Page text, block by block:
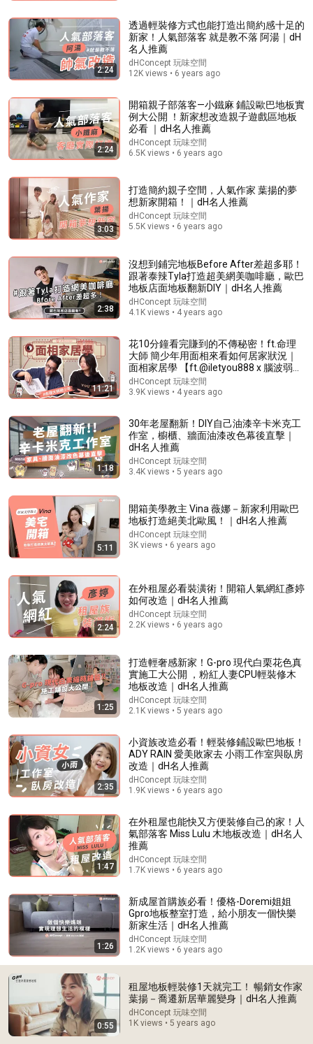
「腳踏實地：木地板師傅」從無到有，親口講解木地板
施工全過程！【說事實優質木地板】
說事實優質木地板 63K views
一旦雙腳出現4種異常，十有八九是血管堵了，拖久了
會變成大病#康醫師 #血管堵塞 #雙腳異常 #靜脈血栓
#肺栓塞 #銀髮族養生 #猝死預防 #血液循環 #健康誤
區 #早知早受益
養生醫點通 • 211K views
重 翻新變身溫馨小窩 | #老屋翻新#翻你的老屋
翻你的老屋 • 217K views
Why Your Belly Fat Won't Go Away (The Truth Finally
Explained!)
Fitness TM
New 15K views
字，13億人沈默了！#張柏芝 #謝霆鋒 #謝賢 #張柏芝
謝賢葬禮 #張柏芝 Lucas #娛樂深度解析 #香港娛樂圈
#情感故事 #風月星談
風月星談
New 13K views
2:24
透過輕裝修方式也能打造出簡約感十足的
新家！人氣部落客 就是教不落 阿湯｜dH
名人推薦
dHConcept 玩味空間
12K views • 6 years ago
2:24
開箱親子部落客—小鐵麻 鋪設歐巴地板實
例大公開 ！新家想改造親子遊戲區地板
必看 ｜dH名人推薦
dHConcept 玩味空間
6.5K views • 6 years ago
3:03
打造簡約親子空間，人氣作家 葉揚的夢
想新家開箱！｜dH名人推薦
dHConcept 玩味空間
5.5K views • 6 years ago
2:38
沒想到鋪完地板Before After差超多耶！
跟著泰辣Tyla打造超美網美咖啡廳，歐巴
地板店面地板翻新DIY｜dH名人推薦
dHConcept 玩味空間
4.1K views • 4 years ago
11:21
花10分鐘看完賺到的不傳秘密！ft.命理
大師 簡少年用面相來看如何居家狀況｜
面相家居學 【ft.@iletyou888 x 腦波弱的
上班族黑白煮 阿虎】
dHConcept 玩味空間
3.9K views • 4 years ago
1:18
30年老屋翻新！DIY自己油漆辛卡米克工
作室，櫥櫃、牆面油漆改色幕後直擊｜
dH名人推薦
dHConcept 玩味空間
3.4K views • 5 years ago
5:11
開箱美學教主 Vina 薇娜－新家利用歐巴
地板打造絕美北歐風！｜dH名人推薦
dHConcept 玩味空間
3K views • 6 years ago
2:24
在外租屋必看裝潢術！開箱人氣網紅彥婷
如何改造｜dH名人推薦
dHConcept 玩味空間
2.2K views • 6 years ago
1:25
打造輕奢感新家！G-pro 現代白栗花色真
實施工大公開 ，粉紅人妻CPU輕裝修木
地板改造｜dH名人推薦
dHConcept 玩味空間
2.1K views • 5 years ago
2:35
小資族改造必看！輕裝修鋪設歐巴地板！
ADY RAIN 愛美敗家去 小雨工作室與臥房
改造｜dH名人推薦
dHConcept 玩味空間
1.9K views • 6 years ago
1:47
在外租屋也能快又方便裝修自己的家！人
氣部落客 Miss Lulu 木地板改造｜dH名人
推薦
dHConcept 玩味空間
1.7K views • 6 years ago
1:26
新成屋首購族必看！優格-Doremi姐姐
Gpro地板整室打造，給小朋友一個快樂
新家生活｜dH名人推薦
dHConcept 玩味空間
1.2K views • 6 years ago
0:55
租屋地板輕裝修1天就完工！ 暢銷女作家
葉揚－喬遷新居華麗變身｜dH名人推薦
dHConcept 玩味空間
1K views • 5 years ago